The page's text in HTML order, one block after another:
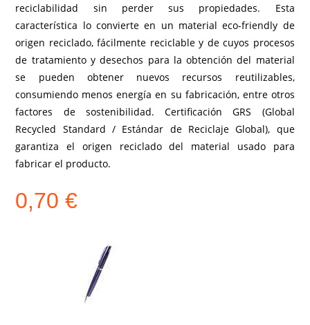
reciclabilidad sin perder sus propiedades. Esta
característica lo convierte en un material eco-friendly de
origen reciclado, fácilmente reciclable y de cuyos procesos
de tratamiento y desechos para la obtención del material
se pueden obtener nuevos recursos reutilizables,
consumiendo menos energía en su fabricación, entre otros
factores de sostenibilidad. Certificación GRS (Global
Recycled Standard / Estándar de Reciclaje Global), que
garantiza el origen reciclado del material usado para
fabricar el producto.
0,70€